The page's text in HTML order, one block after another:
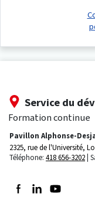
Service du
Formation continue
Pavillon Alphonse-
2325, rue de l'Université,
Téléphone: 418 656-3202
Suivez-nous sur
Suivez-nous sur
Suivez-nous